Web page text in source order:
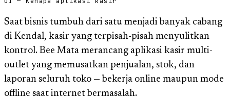
Saat bisnis tumbuh dari satu menjadi banyak cabang
di Kendal, kasir yang terpisah-pisah menyulitkan
kontrol. Bee Mata merancang aplikasi kasir multi-
outlet yang memusatkan penjualan, stok, dan
laporan seluruh toko — bekerja online maupun mode
offline saat internet bermasalah.